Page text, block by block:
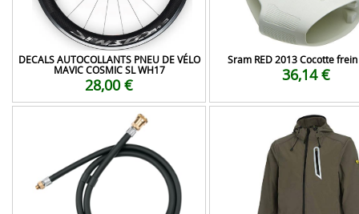
DECALS AUTOCOLLANTS PNEU DE VÉLO
MAVIC COSMIC SL WH17
28,00 €
Sram RED 2013 Cocotte
36,14 €